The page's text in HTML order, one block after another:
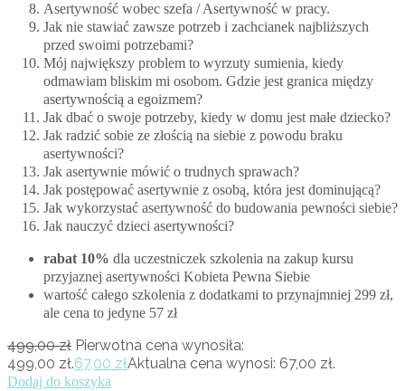
Asertywność wobec szefa / Asertywność w pracy.
Jak nie stawiać zawsze potrzeb i zachcianek najbliższych
przed swoimi potrzebami?
Mój największy problem to wyrzuty sumienia, kiedy
odmawiam bliskim mi osobom. Gdzie jest granica między
asertywnością a egoizmem?
Jak dbać o swoje potrzeby, kiedy w domu jest małe dziecko?
Jak radzić sobie ze złością na siebie z powodu braku
asertywności?
Jak asertywnie mówić o trudnych sprawach?
Jak postępować asertywnie z osobą, która jest dominującą?
Jak wykorzystać asertywność do budowania pewności siebie?
Jak nauczyć dzieci asertywności?
rabat 10% dla uczestniczek szkolenia na zakup kursu
przyjaznej asertywności Kobieta Pewna Siebie
wartość całego szkolenia z dodatkami to przynajmniej 299 zł,
ale cena to jedyne 57 zł
499,00zł Pierwotna cena wynosiła:
499,00 zł.67,00 złAktualna cena wynosi: 67,00 zł.
Dodaj do koszyka